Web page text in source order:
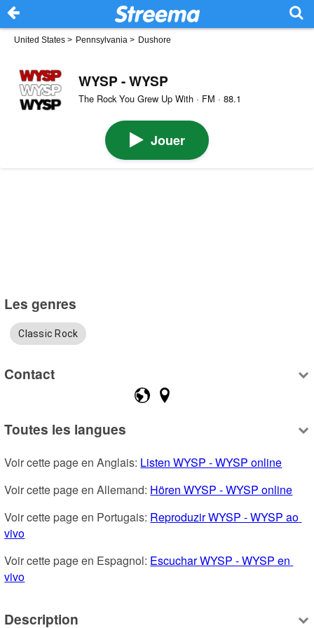
United States > Pennsylvania > Dushore
WYSP - WYSP
The Rock You Grew Up With · FM · 88.1
Jouer
Les genres
Classic Rock
Contact
Toutes les langues
Voir cette page en Anglais: Listen WYSP - WYSP online
Voir cette page en Allemand: Hören WYSP - WYSP online
Voir cette page en Portugais: Reproduzir WYSP - WYSP ao
vivo
Voir cette page en Espagnol: Escuchar WYSP - WYSP en
vivo
Description